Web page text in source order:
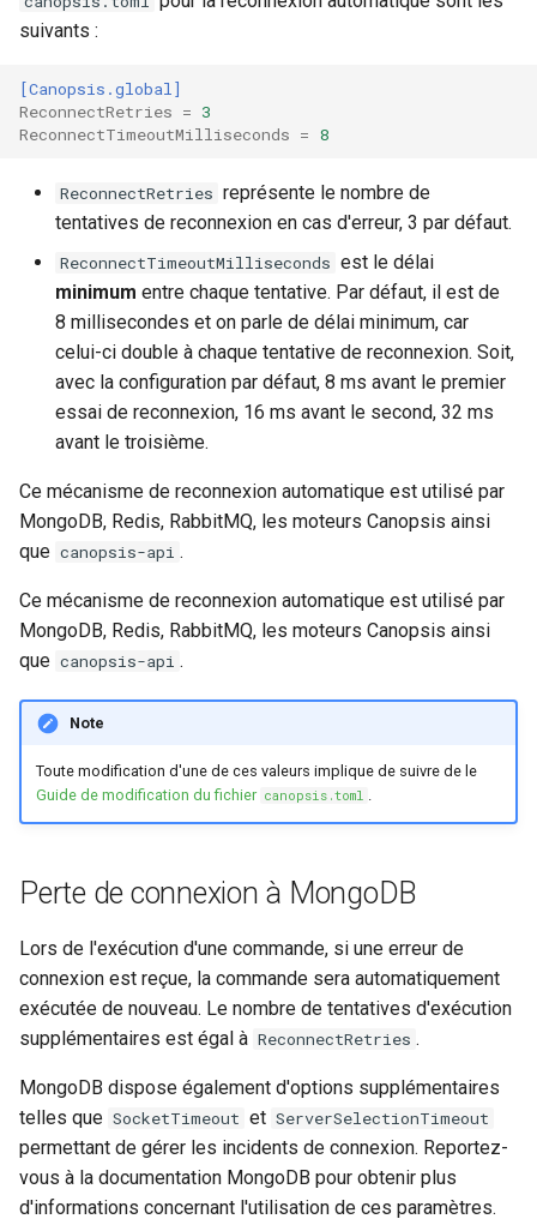
r
r
h
c
h
e
Canopsis
Processus périodique
Service canopsis-api
bases de données
Sauvegarde et restauration
des bases de données
Connexion à Canopsis et à
Prérequis des versions
Outil de support
Troubleshooting
Swagger community
Météo des Services
Notifications vers un outil
tiers
Période de confirmation
les nouvelles alarmes
Personnalisation des
Utiliser la réponse d'un
suivant
Vues
Gestion des tags
Mode Maintenance
Paramètres de calcul
d'état/sévérité
Paramètres de stockage
Paramètres
Rôles
Utilisateurs
Règles d'inactivité
Règles de résolution
Règles SNMP (pro)
Premier acces
Remediation
Templates go
Vocabulaire
SNMP trap vers Canopsis
Shinken
Connecteur Zabbix vers
Canopsis (connector-
zabbix2canopsis)
suivants :
[Canopsis.global]
ReconnectRetries = 3
ReconnectTimeoutMilliseconds = 8
ReconnectRetries représente le nombre de
tentatives de reconnexion en cas d'erreur, 3 par défaut.
ReconnectTimeoutMilliseconds est le délai
minimum entre chaque tentative. Par défaut, il est de
8 millisecondes et on parle de délai minimum, car
celui-ci double à chaque tentative de reconnexion. Soit,
avec la configuration par défaut, 8 ms avant le premier
essai de reconnexion, 16 ms avant le second, 32 ms
avant le troisième.
Ce mécanisme de reconnexion automatique est utilisé par
MongoDB, Redis, RabbitMQ, les moteurs Canopsis ainsi
que canopsis-api .
Ce mécanisme de reconnexion automatique est utilisé par
MongoDB, Redis, RabbitMQ, les moteurs Canopsis ainsi
que canopsis-api .
Note
Toute modification d'une de ces valeurs implique de suivre de le
Guide de modification du fichier canopsis.toml .
Perte de connexion à MongoDB
Lors de l'exécution d'une commande, si une erreur de
connexion est reçue, la commande sera automatiquement
exécutée de nouveau. Le nombre de tentatives d'exécution
supplémentaires est égal à ReconnectRetries .
MongoDB dispose également d'options supplémentaires
telles que SocketTimeout et ServerSelectionTimeout
permettant de gérer les incidents de connexion. Reportez-
vous à la documentation MongoDB pour obtenir plus
d'informations concernant l'utilisation de ces paramètres.